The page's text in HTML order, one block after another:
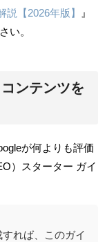
【2026年版】
』
い。
ンテンツを
が何よりも評価
）スターター ガイ
れば、このガイ